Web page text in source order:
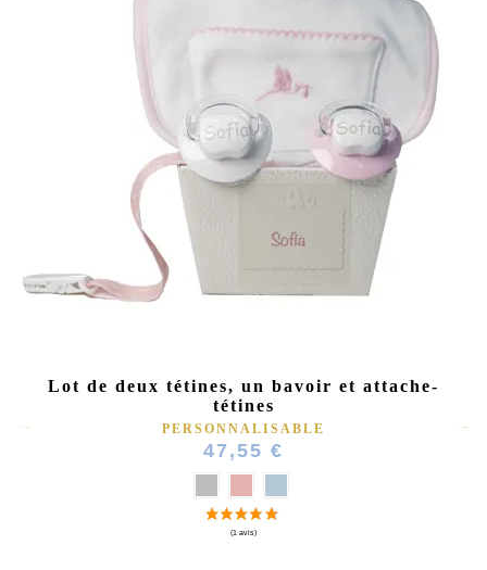
Lot de deux tétines, un bavoir et attache-
tétines
PERSONNALISABLE
47,55 €